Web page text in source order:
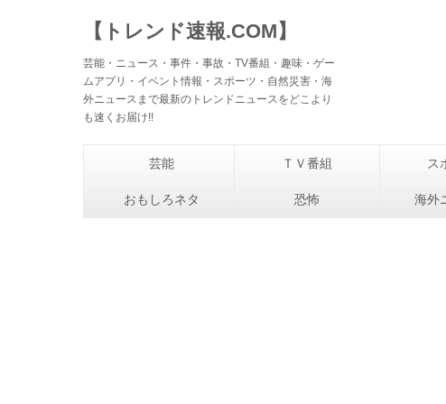
【トレンド速報.COM】
芸能・ニュース・事件・事故・TV番組・趣味・ゲー
ムアプリ・イベント情報・スポーツ・自然災害・海
外ニュースまで最新のトレンドニュースをどこより
も速くお届け!!
芸能 ＴＶ番組 ス
おもしろネタ 恐怖 海外